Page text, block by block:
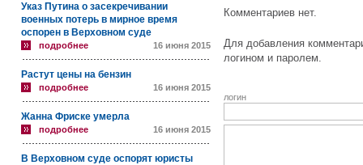
Указ Путина о засекречивании
военных потерь в мирное время
оспорен в Верховном суде
подробнее 16 июня 2015
Растут цены на бензин
подробнее 16 июня 2015
Жанна Фриске умерла
подробнее 16 июня 2015
В Верховном суде оспорят юристы
Комментариев нет.
Для добавления
логином и паролем.
логин